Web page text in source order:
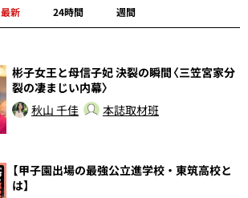
最新 24時間 週間
彬子女王と母信子妃 決裂の瞬間〈三笠宮家分
裂の凄まじい内幕〉
秋山 千佳
本誌取材班
【甲子園出場の最強公立進学校・東筑高校と
は】